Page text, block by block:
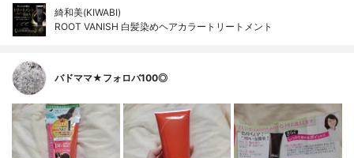
綺和美(KIWABI)
ROOT VANISH 白髪染めヘアカラートリートメント
バドママ★フォロバ100◎